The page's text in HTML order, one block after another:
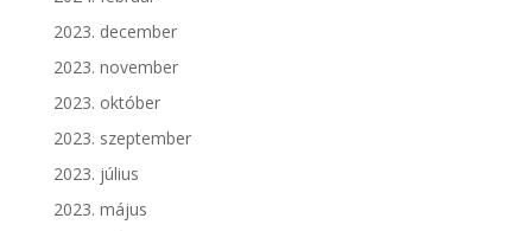
2023. december
2023. november
2023. október
2023. szeptember
2023. július
2023. május